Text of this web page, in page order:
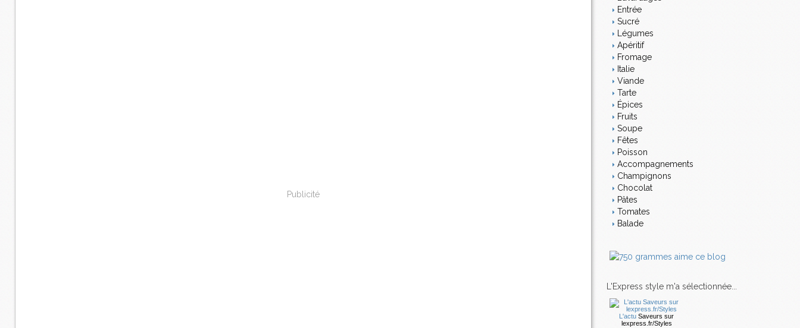
Publicité
Entrée
Sucré
Légumes
Apéritif
Fromage
Italie
Viande
Tarte
Épices
Fruits
Soupe
Fêtes
Poisson
Accompagnements
Champignons
Chocolat
Pâtes
Tomates
Balade
L'Express style m'a sélectionnée...
L'actu Saveurs sur
lexpress.fr/Styles